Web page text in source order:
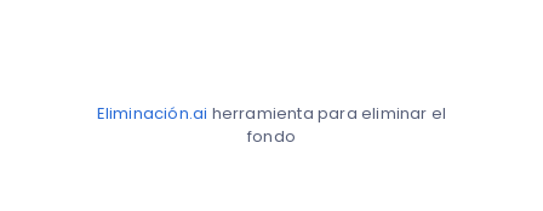
Eliminación.ai herramienta para eliminar el
fondo